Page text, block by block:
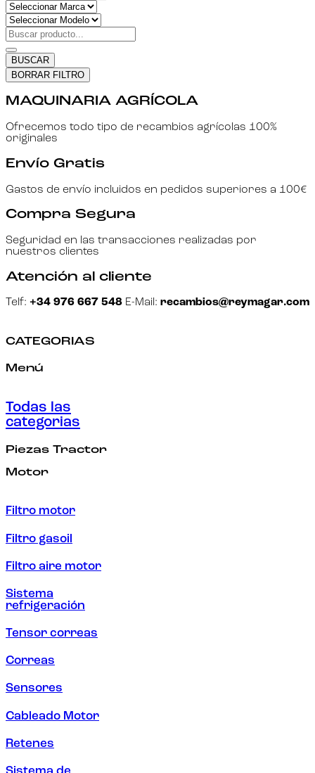
BUSCAR
BORRAR FILTRO
MAQUINARIA AGRÍCOLA
Ofrecemos todo tipo de recambios agrícolas 100%
originales
Envío Gratis
Gastos de envío incluidos en pedidos superiores a 100€
Compra Segura
Seguridad en las transacciones realizadas por
nuestros clientes
Atención al cliente
Telf: +34 976 667 548 E-Mail: recambios@reymagar.com
CATEGORIAS
Menú
Todas las
categorias
Piezas Tractor
Motor
Filtro motor
Filtro gasoil
Filtro aire motor
Sistema
refrigeración
Tensor correas
Correas
Sensores
Cableado Motor
Retenes